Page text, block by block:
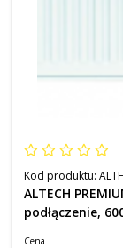
Kod produktu:
ALTECH
podłączenie,
Cena